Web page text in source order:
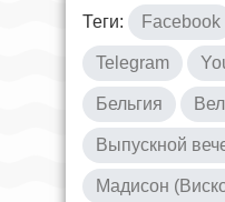
Теги: Facebook
Telegram
Бельгия
Выпускной
Мадисон